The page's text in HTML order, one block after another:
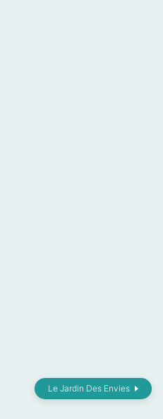
Le Jardin Des Envies